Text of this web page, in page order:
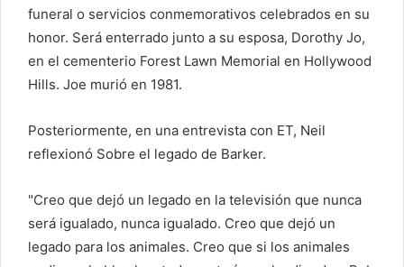
r
ó
n
i
o
funeral o servicios conmemorativos celebrados en su
honor. Será enterrado junto a su esposa, Dorothy Jo,
en el cementerio Forest Lawn Memorial en Hollywood
Hills. Joe murió en 1981.
Posteriormente, en una entrevista con ET, Neil
reflexionó Sobre el legado de Barker.
"Creo que dejó un legado en la televisión que nunca
será igualado, nunca igualado. Creo que dejó un
legado para los animales. Creo que si los animales